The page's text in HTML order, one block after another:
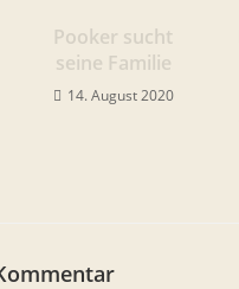
Pooker sucht
seine Familie
14. August 2020